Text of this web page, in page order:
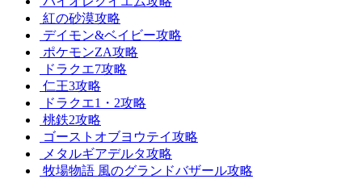
紅の砂漠攻略
デイモン&ベイビー攻略
ポケモンZA攻略
ドラクエ7攻略
仁王3攻略
ドラクエ1・2攻略
桃鉄2攻略
ゴーストオブヨウテイ攻略
メタルギアデルタ攻略
牧場物語 風のグランドバザール攻略